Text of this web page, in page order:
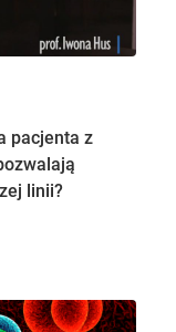
pacjenta z
linii?